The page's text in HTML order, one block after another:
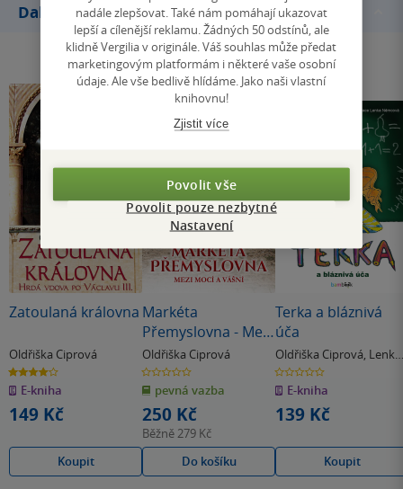
Další knihy autora
Zatoulaná královna
Oldřiška Ciprová
4.0
z
5
hvězdiček
E-kniha
149 Kč
Koupit
Markéta
Přemyslovna - Mezi
mocí a vášní
Oldřiška Ciprová
0.0
z
5
hvězdiček
pevná vazba
250 Kč
Běžně279 Kč
Do košíku
Terka a bláznivá
úča
Oldřiška Ciprová, Lenka
Němcová
0.0
z
5
hvězdiček
E-kniha
139 Kč
Koupit
nadále zlepšovat. Také nám pomáhají ukazovat
lepší a cílenější reklamu. Žádných 50 odstínů, ale
klidně Vergilia v originále. Váš souhlas může předat
marketingovým platformám i některé vaše osobní
údaje. Ale vše bedlivě hlídáme. Jako naši vlastní
knihovnu!
Zjistit více
Povolit vše
Povolit pouze nezbytné
Nastavení